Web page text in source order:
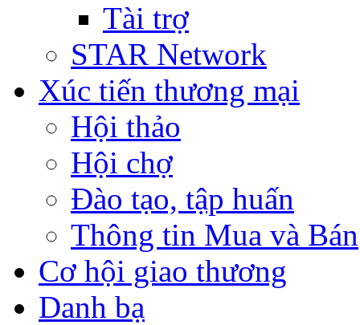
Tài trợ
STAR Network
Xúc tiến thương mại
Hội thảo
Hội chợ
Đào tạo, tập huấn
Thông tin Mua và Bán
Cơ hội giao thương
Danh bạ